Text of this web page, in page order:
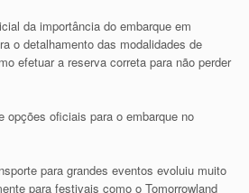
da importância do embarque em
o detalhamento das modalidades de
efetuar a reserva correta para não perder
opções oficiais para o embarque no
para grandes eventos evoluiu muito
para festivais como o Tomorrowland